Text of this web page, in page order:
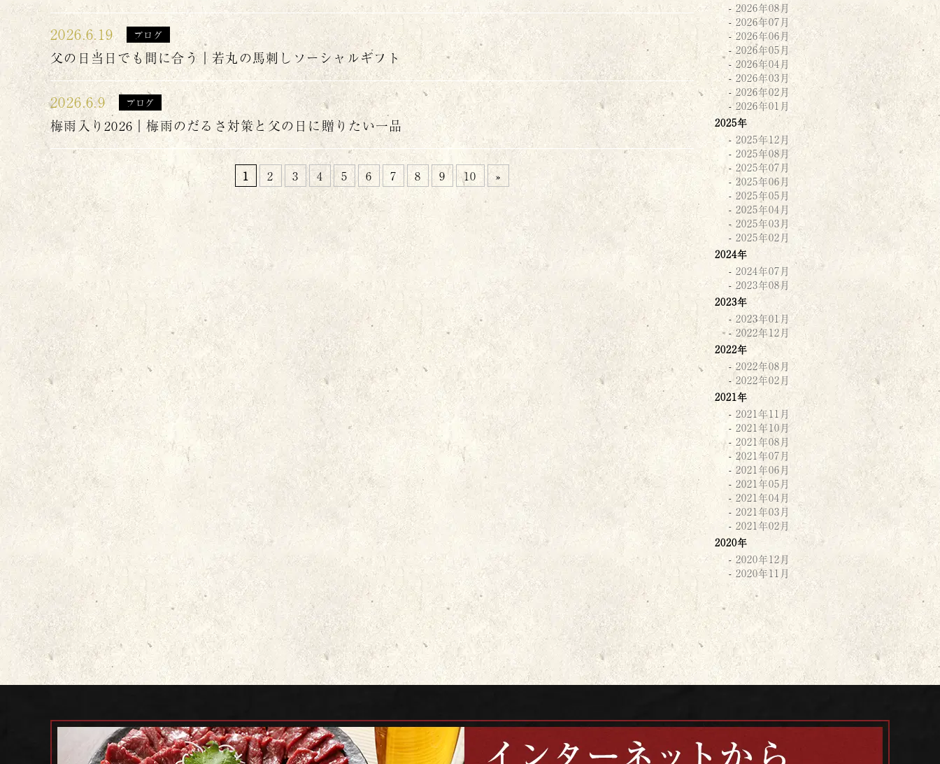
2026.6.19 ブログ
父の日当日でも間に合う｜若丸の馬刺しソーシャルギフト
2026.6.9 ブログ
梅雨入り2026｜梅雨のだるさ対策と父の日に贈りたい一品
1 2 3 4 5 6 7 8 9 10 »
2026年08月
2026年07月
2026年06月
2026年05月
2026年04月
2026年03月
2026年02月
2026年01月
2025年
2025年12月
2025年08月
2025年07月
2025年06月
2025年05月
2025年04月
2025年03月
2025年02月
2024年
2024年07月
2023年08月
2023年
2023年01月
2022年12月
2022年
2022年08月
2022年02月
2021年
2021年11月
2021年10月
2021年08月
2021年07月
2021年06月
2021年05月
2021年04月
2021年03月
2021年02月
2020年
2020年12月
2020年11月